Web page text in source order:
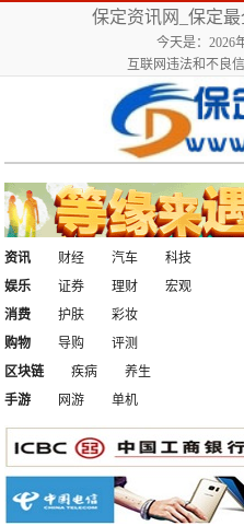
保定资讯网_保定
今天是：2026
互联网违法和不良
资讯 财经 汽车
科技
娱乐
证券 理财 宏观
消费
护肤
彩妆
购物
导购 评测
区块链
疾病
养生
手游
网游 单机